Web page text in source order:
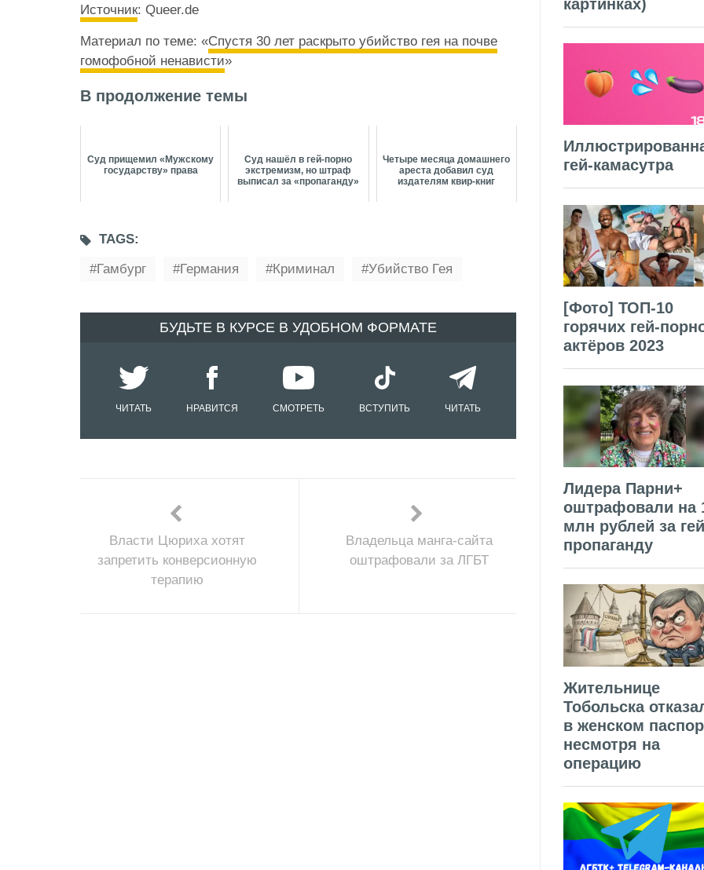
Источник: Queer.de
Материал по теме: «Спустя 30 лет раскрыто убийство гея на почве
гомофобной ненависти»
В продолжение темы
Суд прищемил «Мужскому
государству» права
Суд нашёл в гей-порно
экстремизм, но штраф
выписал за «пропаганду»
Четыре месяца домашнего
ареста добавил суд
издателям квир-книг
TAGS:
Гамбург
Германия Криминал Убийство Гея
БУДЬТЕ В КУРСЕ В УДОБНОМ ФОРМАТЕ
ЧИТАТЬ НРАВИТСЯ СМОТРЕТЬ ВСТУПИТЬ ЧИТАТЬ
Власти Цюриха хотят
запретить конверсионную
терапию
Владельца манга-сайта
оштрафовали за ЛГБТ
картинках)
гей-камасутра
[Фото] ТОП-10
горячих гей-
актёров 2023
Лидера Парни+
оштрафовали на
млн рублей за
пропаганду
Жительнице
Тобольска
в женском
несмотря на
операцию